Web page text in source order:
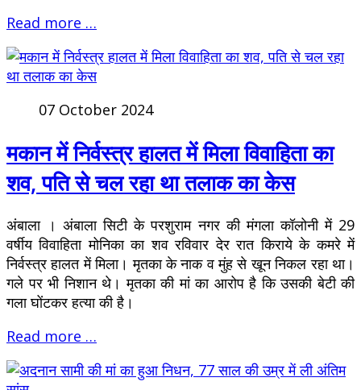
Read more …
07 October 2024
मकान में निर्वस्त्र हालत में मिला विवाहिता का
शव, पति से चल रहा था तलाक का केस
अंबाला । अंबाला सिटी के परशुराम नगर की मंगला कॉलोनी में 29
वर्षीय विवाहिता मोनिका का शव रविवार देर रात किराये के कमरे में
निर्वस्त्र हालत में मिला। मृतका के नाक व मुंह से खून निकल रहा था।
गले पर भी निशान थे। मृतका की मां का आरोप है कि उसकी बेटी की
गला घोंटकर हत्या की है।
Read more …